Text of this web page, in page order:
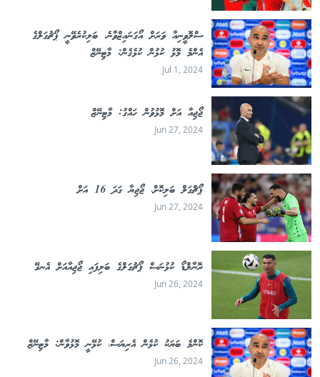
ސްލޮވީނިއާ ވަރަށް އޯގަނައިޒްވާނެ، ބަލިކުރެވޭނީ ޕޯޗުގަލްގެ
އެންމެ މޮޅު ކުޅުން ކުޅެގެން: މާޓިނޭޒް
Jul 1, 2024
ޖޯޖިއާ އަށް މޮޅުވުން ހައްގު: މާޓިނޭޒް
Jun 27, 2024
ޕޯޗްގަލް ބަލިކޮށް، ޖޯޖިޔާ ގަދަ 16 އަށް
Jun 27, 2024
ރޮނާލްޑޯ ކުޅުނަސް ޕޯޗުގަލްގެ ބަލިފައި ޖޯޖިއާއަށް އެނގޭ
Jun 26, 2024
ކޮންމެ ބަޔަކު ކުޅެން އެރިޔަސް، ކުޅޭނީ މޮޅުވާން: މާޓިނޭޒް
Jun 26, 2024